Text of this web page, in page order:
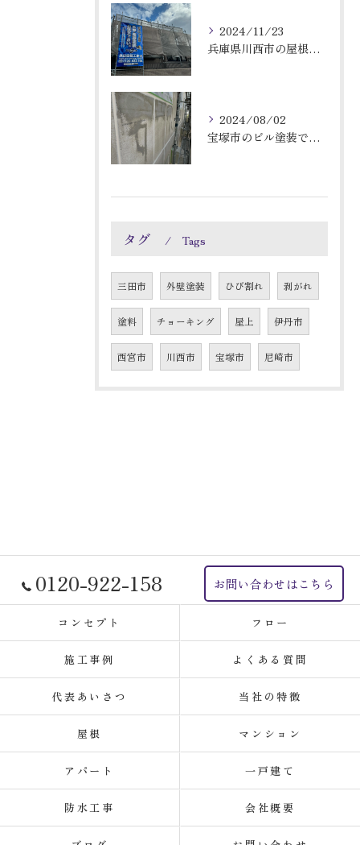
2024/11/23
兵庫県川西市の屋根塗装と付帯塗装
2024/08/02
宝塚市のビル塗装です！
タグ Tags
三田市 外壁塗装 ひび割れ 剥がれ
塗料 チョーキング 屋上 伊丹市
西宮市 川西市 宝塚市 尼崎市
0120-922-158 お問い合わせはこちら
コンセプト フロー
施工事例 よくある質問
代表あいさつ 当社の特徴
屋根 マンション
アパート 一戸建て
防水工事 会社概要